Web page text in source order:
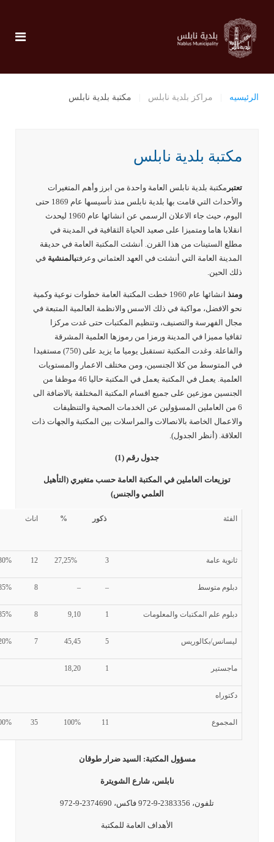
الرئيسيه مراكز بلدية نابلس مكتبة بلدية نابلس
مكتبة بلدية نابلس
تعتبر مكتبة بلدية نابلس العامة واحدة من ابرز وأهم المتغيرات
والأحداث التي قامت بها بلدية نابلس منذ تأسيسها عام 1869 حتى
اليوم، حيث جاء الاعلان الرسمي عن انشائها عام 1960 ليحدث
انقلابا هاما ومتميزا على صعيد الحياة الثقافية في المدينة في
مطلع الستينات من هذا القرن. أنشئت المكتبة العامة في حديقة
المدينة العامة التي أنشئت في العهد العثماني وعرفتبالمنشية في
ذلك الحين.
ومنذ
انشائها عام 1960 خطت المكتبة العامة خطوات نوعية وكمية
نحو الافضل، مواكبة في ذلك الاسس والانظمة العالمية المتبعة في
مجال الفهرسة والتصنيف، وتنظيم المكتبات حتى غدت مركزا
ثقافيا مميزا في المدينة ورمزا من رموزها العلمية المشرقة
والفاعلة. وغدت المكتبة تستقبل يوميا ما يزيد على (750) مستفيدا
في المتوسط من كلا الجنسين، ومن مختلف الاعمار والمستويات
العلمية. يعمل في المكتبة يعمل في المكتبة حاليا 46 موظفا من
الجنسين موزعين على جميع اقسام المكتبة المختلفة بالاضافة الى
6 من العاملين المسؤولين عن الخدمات الصحية والتنظيفات
والاعمال الخاصة بالانصالات والمراسلات بين المكتبة والجهات ذات
العلاقة. (أنظر الجدول).
جدول رقم (1)
توزيعات العاملين في المكتبة العامة حسب متغيري (التأهيل
العلمي والجنس)
اناث % ذكور الفئة
12 3 ثانوية عامة
8 – – دبلوم متوسط
8 9,10 1 دبلوم علم المكتبات والمعلومات
7 45,45 5 ليسانس/بكالوريس
18,20 1 ماجستير
دكتوراه
35 100% 11 المجموع
مسؤول المكتبة: السيد ضرار طوقان
نابلس، شارع الشويترة
تلفون، 2383356-9-972 فاكس، 2374690-9-972
الأهداف العامة للمكتبة